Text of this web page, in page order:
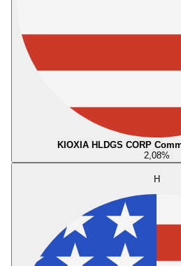
KIOXIA HLDGS CORP
2,08%
H